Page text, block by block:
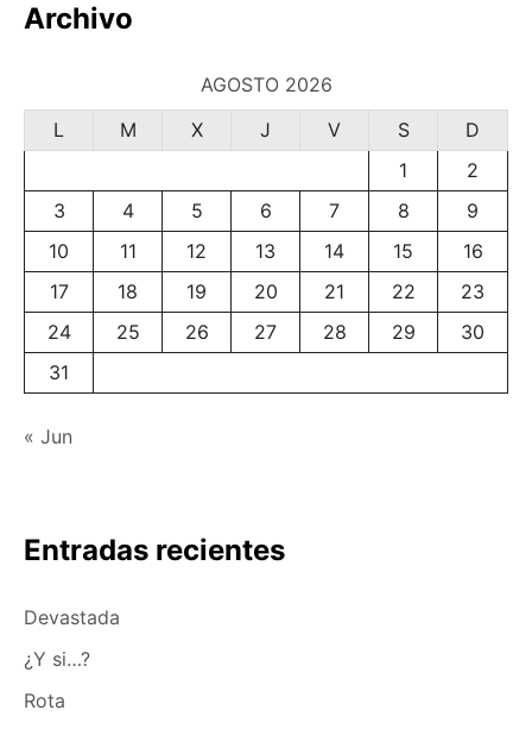
Archivo
AGOSTO 2026
L
M X J V S
D
1
2
3
4 5 6 7 8
9
10
11 12 13 14 15
16
17
18 19 20 21 22
23
24
25 26 27 28 29
30
31
« Jun
Entradas recientes
Devastada
¿Y si…?
Rota